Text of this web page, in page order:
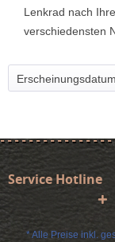
Lenkrad nach
verschiedensten
Service Hotline
* Alle Preise inkl.